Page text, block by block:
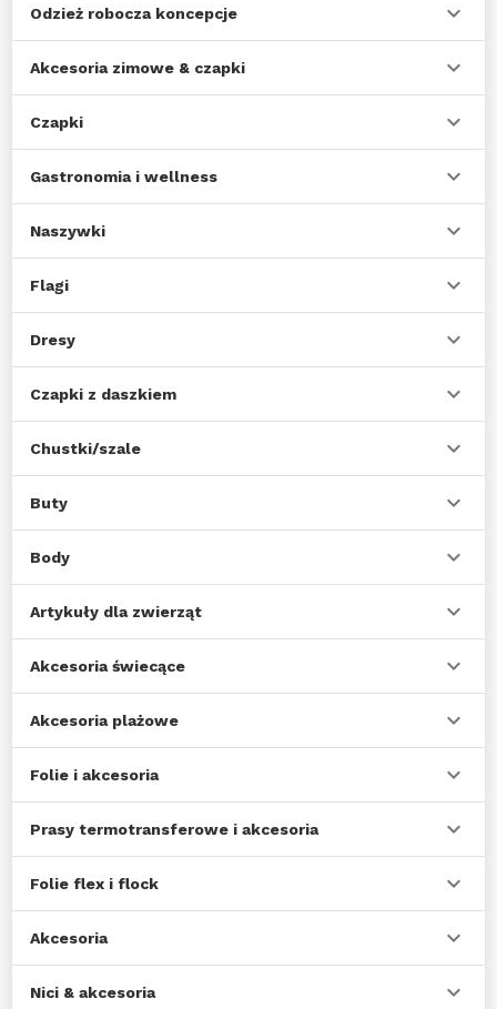
Odzież robocza koncepcje
Akcesoria zimowe & czapki
Czapki
Gastronomia i wellness
Naszywki
Flagi
Dresy
Czapki z daszkiem
Chustki/szale
Buty
Body
Artykuły dla zwierząt
Akcesoria świecące
Akcesoria plażowe
Folie i akcesoria
Prasy termotransferowe i akcesoria
Folie flex i flock
Akcesoria
Nici & akcesoria